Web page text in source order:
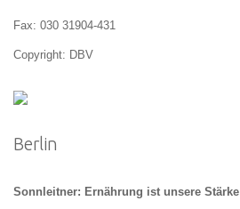
Fax: 030 31904-431
Copyright: DBV
Berlin
Sonnleitner: Ernährung ist unsere Stärke